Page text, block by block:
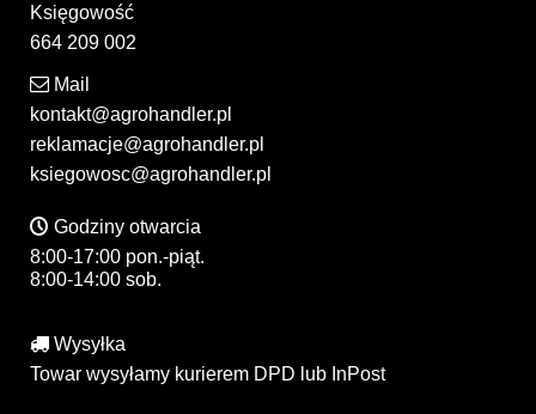
Księgowość
664 209 002
Mail
kontakt@agrohandler.pl
reklamacje@agrohandler.pl
ksiegowosc@agrohandler.pl
Godziny otwarcia
8:00-17:00 pon.-piąt.
8:00-14:00 sob.
Wysyłka
Towar wysyłamy kurierem DPD lub InPost